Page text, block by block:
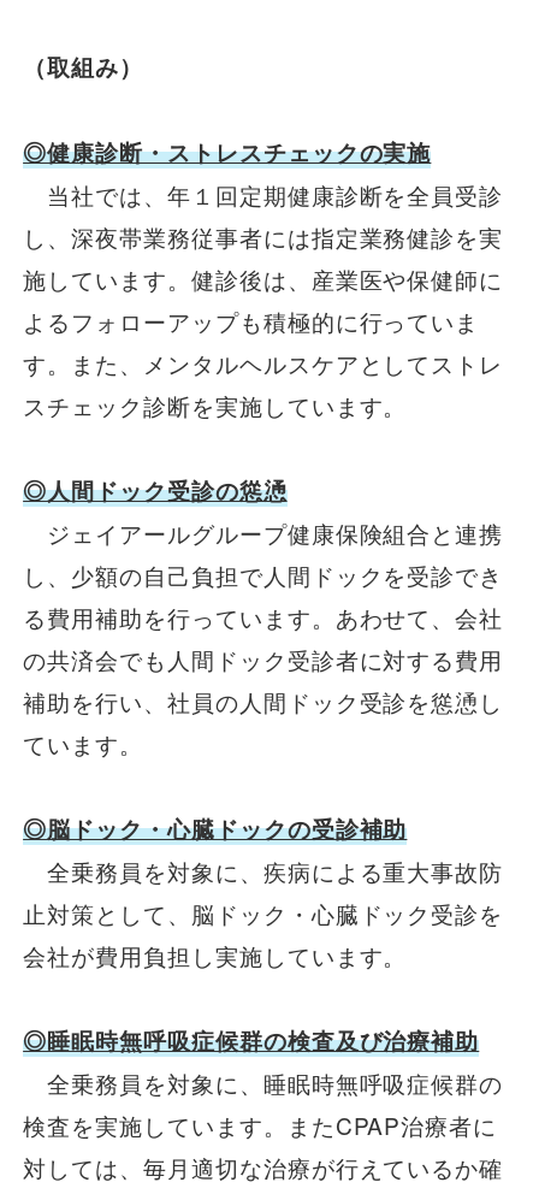
（取組み）
◎健康診断・ストレスチェックの実施
当社では、年１回定期健康診断を全員受診
し、深夜帯業務従事者には指定業務健診を実
施しています。健診後は、産業医や保健師に
よるフォローアップも積極的に行っていま
す。また、メンタルヘルスケアとしてストレ
スチェック診断を実施しています。
◎人間ドック受診の慫慂
ジェイアールグループ健康保険組合と連携
し、少額の自己負担で人間ドックを受診でき
る費用補助を行っています。あわせて、会社
の共済会でも人間ドック受診者に対する費用
補助を行い、社員の人間ドック受診を慫慂し
ています。
◎脳ドック・心臓ドックの受診補助
全乗務員を対象に、疾病による重大事故防
止対策として、脳ドック・心臓ドック受診を
会社が費用負担し実施しています。
◎睡眠時無呼吸症候群の検査及び治療補助
全乗務員を対象に、睡眠時無呼吸症候群の
検査を実施しています。またCPAP治療者に
対しては、毎月適切な治療が行えているか確